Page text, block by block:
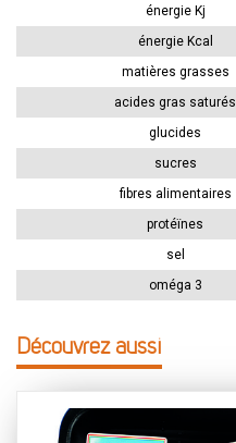
énergie Kj
énergie Kcal
matières grasses
acides gras saturés
glucides
sucres
fibres alimentaires
protéïnes
sel
oméga 3
Découvrez aussi